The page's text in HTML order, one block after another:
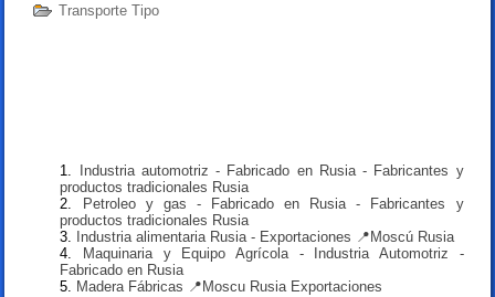
Transporte Tipo
Industria automotriz - Fabricado en Rusia - Fabricantes y
productos tradicionales Rusia
Petroleo y gas - Fabricado en Rusia - Fabricantes y
productos tradicionales Rusia
Industria alimentaria Rusia - Exportaciones 📍Moscú Rusia
Maquinaria y Equipo Agrícola - Industria Automotriz -
Fabricado en Rusia
Madera Fábricas 📍Moscu Rusia Exportaciones